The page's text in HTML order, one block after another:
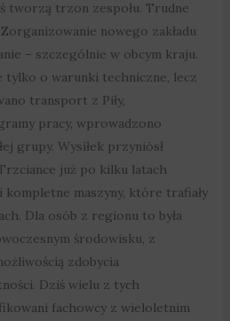
tworzą trzon zespołu. Trudne
nowego zakładu
– szczególnie w obcym kraju.
tylko o warunki techniczne, lecz
transport z Piły,
pracy, wprowadzono
grupy. Wysiłek przyniósł
już po kilku latach
kompletne maszyny, które trafiały
Dla osób z regionu to była
środowisku, z
zdobycia
Dziś wielu z tych
fachowcy z wieloletnim